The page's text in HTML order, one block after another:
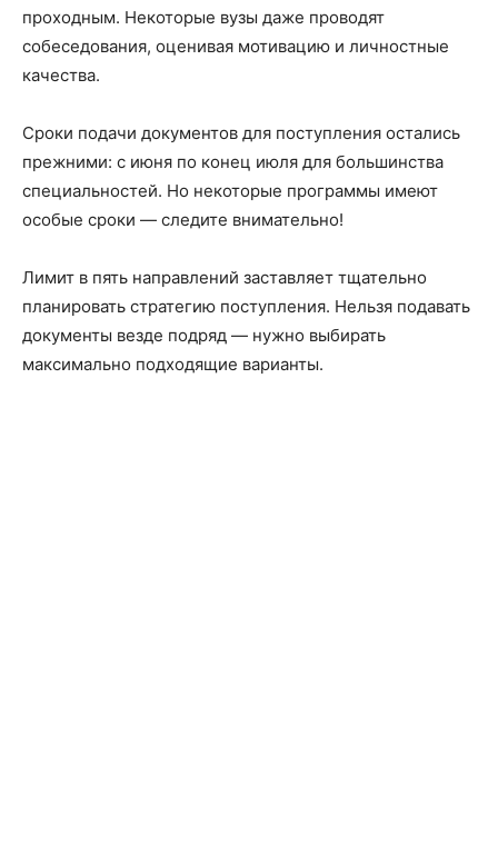
проходным. Некоторые вузы даже проводят
собеседования, оценивая мотивацию и личностные
качества.
Сроки подачи документов для поступления остались
прежними: с июня по конец июля для большинства
специальностей. Но некоторые программы имеют
особые сроки — следите внимательно!
Лимит в пять направлений заставляет тщательно
планировать стратегию поступления. Нельзя подавать
документы везде подряд — нужно выбирать
максимально подходящие варианты.